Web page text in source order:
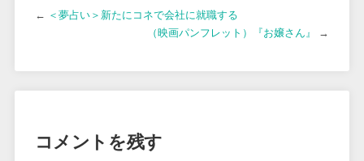
← ＜夢占い＞新たにコネで会社に就職する
（映画パンフレット）『お嬢さん』
→
コメントを残す